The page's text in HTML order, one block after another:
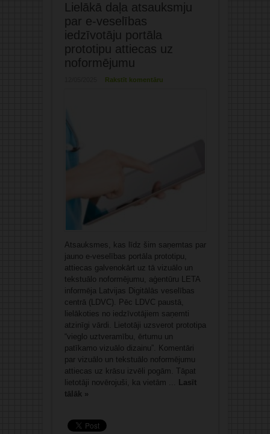
Lielākā daļa atsauksmju
par e-veselības
iedzīvotāju portāla
prototipu attiecas uz
noformējumu
Rakstīt komentāru
Atsauksmes, kas līdz šim saņemtas par
jauno e-veselības portāla prototipu,
attiecas galvenokārt uz tā vizuālo un
tekstuālo noformējumu, aģentūru LETA
informēja Latvijas Digitālās veselības
centrā (LDVC). Pēc LDVC paustā,
lielākoties no iedzīvotājiem saņemti
atzinīgi vārdi. Lietotāji uzsverot prototipa
“vieglo uztveramību, ērtumu un
patīkamo vizuālo dizainu”. Komentāri
par vizuālo un tekstuālo noformējumu
attiecas uz krāsu izvēli pogām. Tāpat
lietotāji novērojuši, ka vietām ... Lasīt
tālāk »